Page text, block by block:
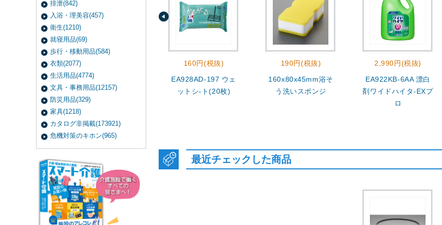
排泄(842)
入浴・理美容(457)
衛生(1210)
就寝用品(69)
歩行・移動用品(584)
衣類(2077)
生活用品(4774)
文具・事務用品(12157)
防災用品(329)
家具(1218)
カタログ非掲載(173921)
危機対策のキホン(965)
160円(税抜)
EA928AD-197 ウェ
ットシ-ト(20枚)
190円(税抜)
160x80x45mm浴そ
う洗いスポンジ
2,990円(税抜)
EA922KB-6AA 漂白
剤ワイドハイタ-EXプ
ロ
最近チェックした商品